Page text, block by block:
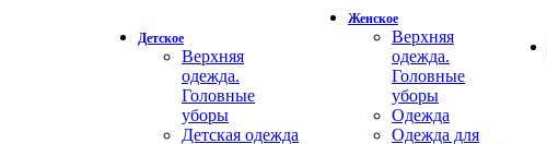
Детское
Верхняя
одежда.
Головные
уборы
Детская одежда
Женское
Верхняя
одежда.
Головные
уборы
Одежда
Одежда для